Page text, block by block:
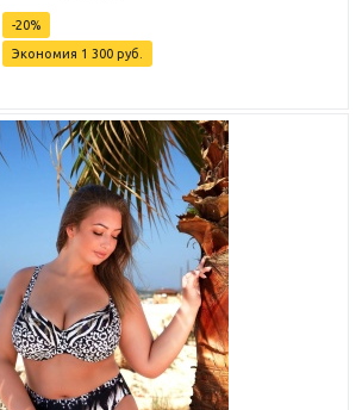
-20%
Экономия 1 300руб.